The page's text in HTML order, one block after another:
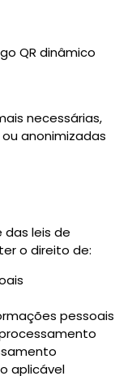
QR dinâmico
necessárias,
anonimizadas
das leis de
o direito de:
pessoais
aplicável